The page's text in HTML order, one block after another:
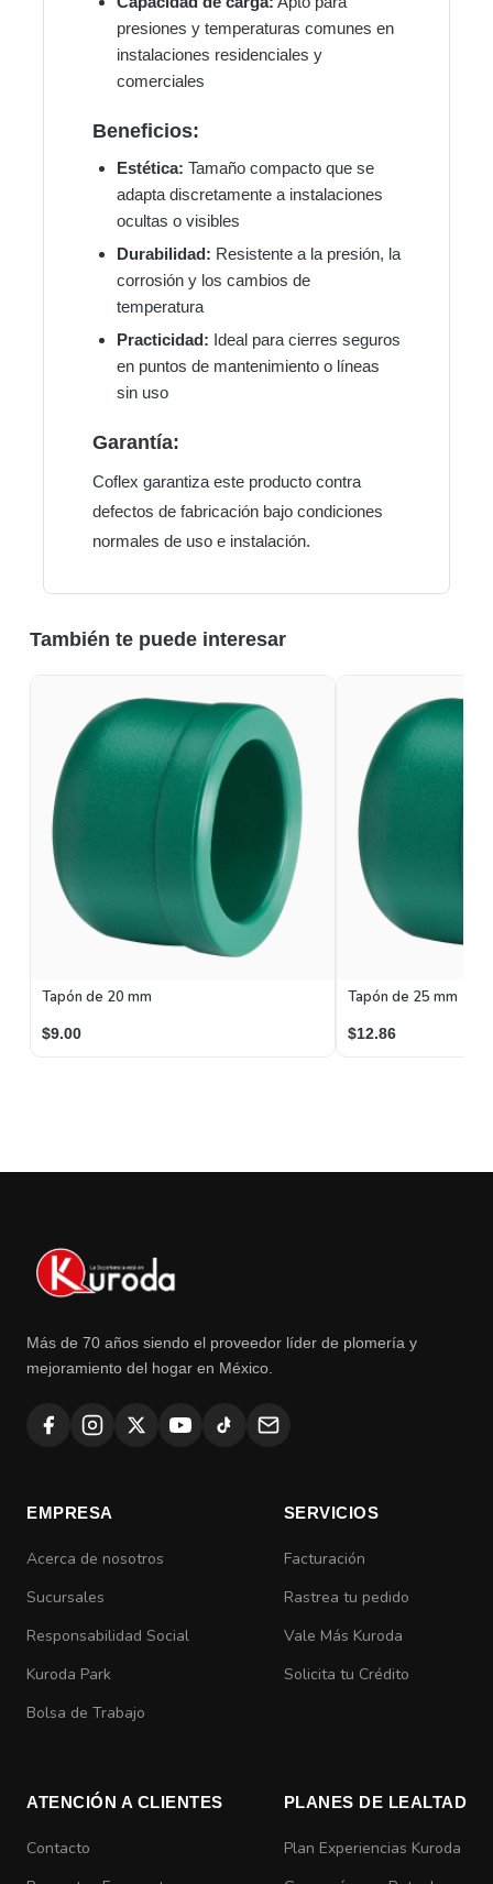
presiones y temperaturas comunes en
instalaciones residenciales y
comerciales
Beneficios:
Estética: Tamaño compacto que se
adapta discretamente a instalaciones
ocultas o visibles
Durabilidad: Resistente a la presión, la
corrosión y los cambios de
temperatura
Practicidad: Ideal para cierres seguros
en puntos de mantenimiento o líneas
sin uso
Garantía:
Coflex garantiza este producto contra
defectos de fabricación bajo condiciones
normales de uso e instalación.
También te puede interesar
Tapón de 20 mm
$9.00
Tapón de 25 mm
$12.86
Más de 70 años siendo el proveedor líder de plomería y
mejoramiento del hogar en México.
EMPRESA
Acerca de nosotros
Sucursales
Responsabilidad Social
Kuroda Park
Bolsa de Trabajo
SERVICIOS
Facturación
Rastrea tu pedido
Vale Más Kuroda
Solicita tu Crédito
ATENCIÓN A CLIENTES
Contacto
PLANES DE LEALTAD
Plan Experiencias Kuroda